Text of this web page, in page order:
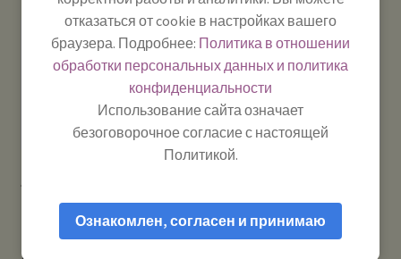
Как пользоваться
Полезная информация
Мой аккаунт
Системы Связи:
г. Красноярск, ул.
Работаем:Пн-Пт:
10:00–18:00
-
Телефон:+7-
391-249-1040
Тел.|WA|Telegram:
+79029904090
отказаться от cookie в настройках вашего
браузера. Подробнее: Политика в отношении
обработки персональных данных и политика
конфиденциальности
Использование сайта означает
безоговорочное согласие с настоящей
Политикой.
Ознакомлен, согласен и принимаю